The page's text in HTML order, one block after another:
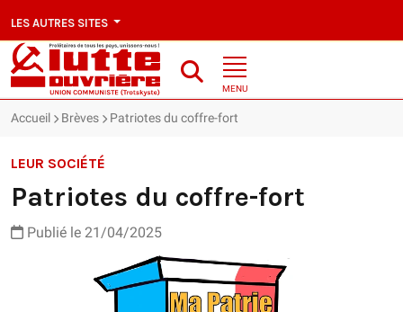
LES AUTRES SITES
MENU
Accueil Brèves Patriotes du coffre-fort
LEUR SOCIÉTÉ
Patriotes du coffre-fort
Publié le 21/04/2025